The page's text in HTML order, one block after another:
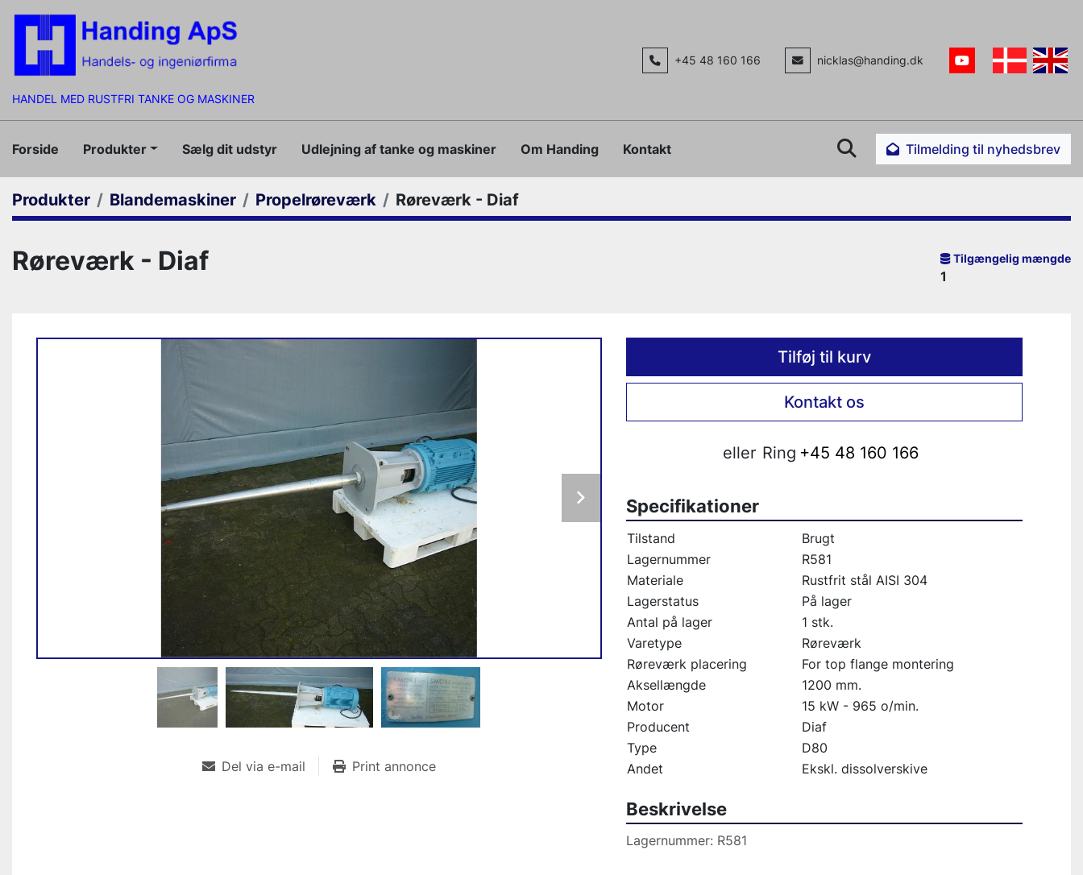
HANDEL MED RUSTFRI TANKE OG MASKINER
+45 48 160 166 nicklas@handing.dk
youtube
Forside Produkter Sælg dit udstyr Udlejning af tanke og maskiner Om Handing Kontakt Søg Tilmelding til nyhedsbrev
Produkter Blandemaskiner Propelrøreværk Røreværk - Diaf
Røreværk - Diaf Tilgængelig mængde
1
Tilføj til kurv
Kontakt os
eller Ring +45 48 160 166
Del via e-mail Print annonce
Specifikationer
Tilstand
Brugt
Lagernummer
R581
Materiale
Rustfrit stål AISI 304
Lagerstatus
På lager
Antal på lager
1 stk.
Varetype
Røreværk
Røreværk placering
For top flange montering
Aksellængde
1200 mm.
Motor
15 kW - 965 o/min.
Producent
Diaf
Type
D80
Andet
Ekskl. dissolverskive
Beskrivelse